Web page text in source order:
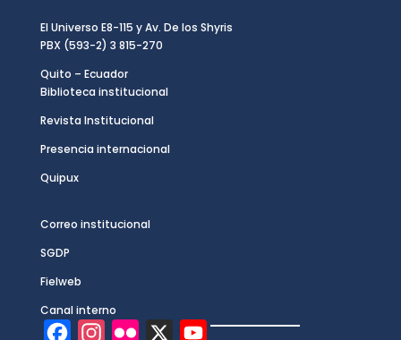
El Universo E8-115 y Av. De los Shyris
PBX (593-2) 3 815-270
Quito – Ecuador
Biblioteca institucional
Revista Institucional
Presencia internacional
Quipux
Correo institucional
SGDP
Fielweb
Canal interno
Y